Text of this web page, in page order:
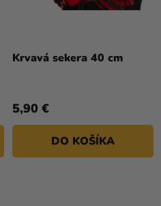
Krvavá sekera 40 cm
5,90 €
DO KOŠÍKA